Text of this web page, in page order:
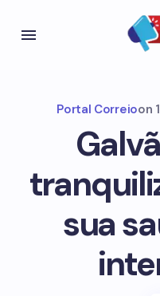
Portal Correioon
sua